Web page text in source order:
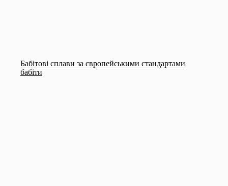
Бабітові сплави за європейськими стандартами
бабіти